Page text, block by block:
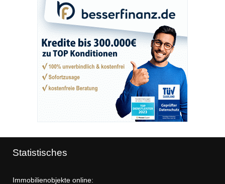
Statistisches
Immobilienobjekte online: